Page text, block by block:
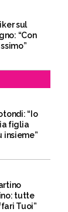
sul
“Con
“Io
figlia
insieme”
tutte
Tuoi”